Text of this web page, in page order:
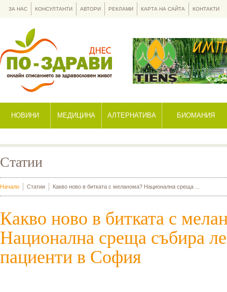
НОВИНИ МЕДИЦИНА АЛТЕРНАТИВА БИОМАНИЯ
ЗА НАС КОНСУЛТАНТИ АВТОРИ РЕКЛАМИ КАРТА НА САЙТА КОНТАКТИ
Статии
Начало Статии Какво ново в битката с меланома? Национална среща ...
Какво ново в битката с
Национална среща събира
пациенти в София